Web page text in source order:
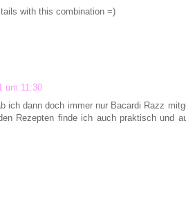
with this combination =)
um 11:30
ich dann doch immer nur Bacardi Razz
Rezepten finde ich auch praktisch und